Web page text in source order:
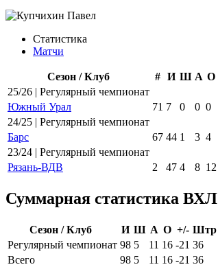
Статистика
Матчи
Сезон / Клуб # И Ш А О
25/26 | Регулярный чемпионат
Южный Урал
71 7 0 0 0
24/25 | Регулярный чемпионат
Барс
67 44 1 3 4
23/24 | Регулярный чемпионат
Рязань-ВДВ
2 47 4 8 12
Суммарная статистика ВХЛ
Сезон / Клуб И Ш А О +/- Штр
Регулярный чемпионат 98 5 11 16 -21 36
Всего
98 5 11 16 -21 36